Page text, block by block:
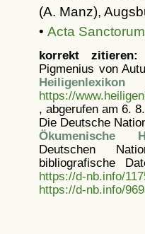
(A. Manz),
• Acta
korrekt zitieren:
Pigmenius von
Heiligenlexikon
https://
, abgerufen am 6.
Die Deutsche
Ökumenische
Deutschen
bibliografische
https://d-nb.info/
https://d-nb.info/